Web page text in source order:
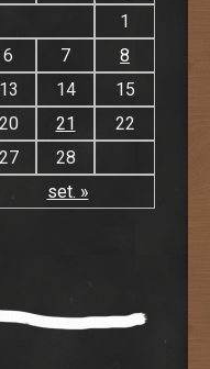
set. »
1
6 7
8
13 14
15
20 21
22
27 28